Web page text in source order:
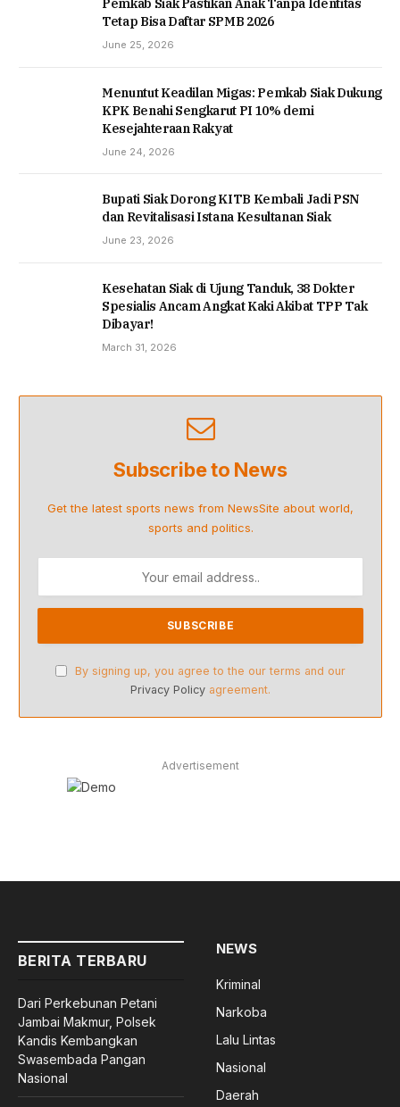
Pemkab Siak Pastikan Anak Tanpa Identitas
Tetap Bisa Daftar SPMB 2026
June 25, 2026
Menuntut Keadilan Migas: Pemkab Siak Dukung
KPK Benahi Sengkarut PI 10% demi
Kesejahteraan Rakyat
June 24, 2026
Bupati Siak Dorong KITB Kembali Jadi PSN
dan Revitalisasi Istana Kesultanan Siak
June 23, 2026
Kesehatan Siak di Ujung Tanduk, 38 Dokter
Spesialis Ancam Angkat Kaki Akibat TPP Tak
Dibayar!
March 31, 2026
Subscribe to News
Get the latest sports news from NewsSite about world,
sports and politics.
By signing up, you agree to the our terms and our
Privacy Policy agreement.
Advertisement
BERITA TERBARU
Dari Perkebunan Petani
Jambai Makmur, Polsek
Kandis Kembangkan
Swasembada Pangan
Nasional
NEWS
Kriminal
Narkoba
Lalu Lintas
Nasional
Daerah